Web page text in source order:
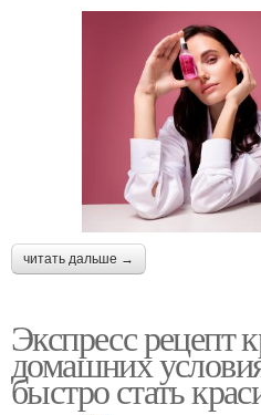
читать дальше →
Экспресс рецепт
домашних
быстро стать